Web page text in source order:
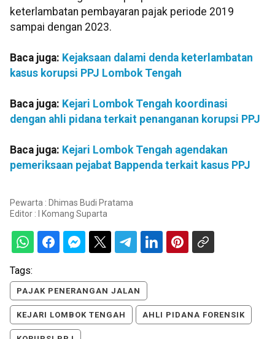
keterlambatan pembayaran pajak periode 2019
sampai dengan 2023.
Baca juga: Kejaksaan dalami denda keterlambatan
kasus korupsi PPJ Lombok Tengah
Baca juga: Kejari Lombok Tengah koordinasi
dengan ahli pidana terkait penanganan korupsi PPJ
Baca juga: Kejari Lombok Tengah agendakan
pemeriksaan pejabat Bappenda terkait kasus PPJ
Pewarta : Dhimas Budi Pratama
Editor :
I Komang Suparta
Tags:
PAJAK PENERANGAN JALAN
KEJARI LOMBOK TENGAH AHLI PIDANA FORENSIK